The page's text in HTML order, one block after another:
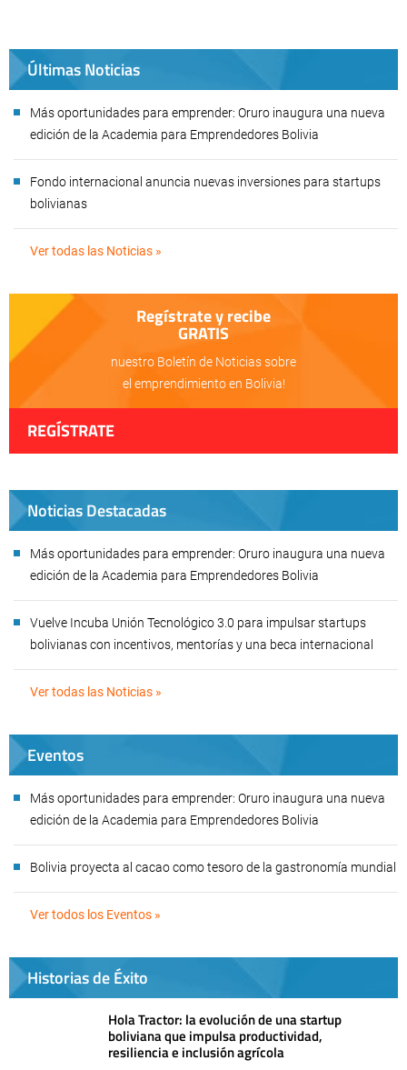
Últimas Noticias
Más oportunidades para emprender: Oruro inaugura una nueva
edición de la Academia para Emprendedores Bolivia
Fondo internacional anuncia nuevas inversiones para startups
bolivianas
Ver todas las Noticias »
Regístrate y recibe
GRATIS
nuestro Boletín de Noticias sobre
el emprendimiento en Bolivia!
REGÍSTRATE
Noticias Destacadas
Más oportunidades para emprender: Oruro inaugura una nueva
edición de la Academia para Emprendedores Bolivia
Vuelve Incuba Unión Tecnológico 3.0 para impulsar startups
bolivianas con incentivos, mentorías y una beca internacional
Ver todas las Noticias »
Eventos
Más oportunidades para emprender: Oruro inaugura una nueva
edición de la Academia para Emprendedores Bolivia
Bolivia proyecta al cacao como tesoro de la gastronomía mundial
Ver todos los Eventos »
Historias de Éxito
Hola Tractor: la evolución de una startup
boliviana que impulsa productividad,
resiliencia e inclusión agrícola